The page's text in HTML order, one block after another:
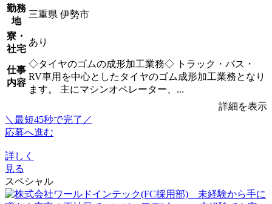
勤務
地
三重県 伊勢市
寮・
社宅
あり
仕事
内容
◇タイヤのゴムの成形加工業務◇ トラック・バス・
RV車用を中心としたタイヤのゴム成形加工業務となり
ます。 主にマシンオペレーター、...
詳細を表示
＼最短45秒で完了／
応募へ進む
詳しく
見る
スペシャル